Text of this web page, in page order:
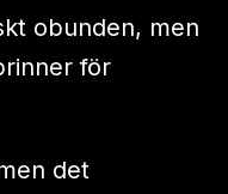
obunden, men
för
det